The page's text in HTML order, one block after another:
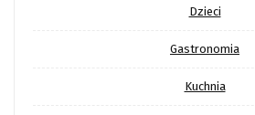
Dzieci
Gastronomia
Kuchnia